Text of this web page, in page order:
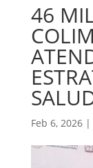
46
Feb 6, 2026|